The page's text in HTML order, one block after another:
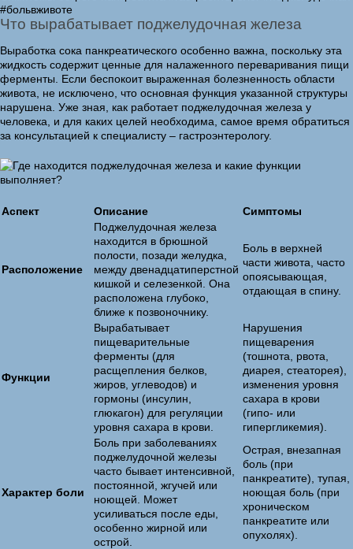
#больвживоте
Что вырабатывает поджелудочная железа
Выработка сока панкреатического особенно важна, поскольку эта
жидкость содержит ценные для налаженного переваривания пищи
ферменты. Если беспокоит выраженная болезненность области
живота, не исключено, что основная функция указанной структуры
нарушена. Уже зная, как работает поджелудочная железа у
человека, и для каких целей необходима, самое время обратиться
за консультацией к специалисту – гастроэнтерологу.
Аспект Описание Симптомы
Расположение
Поджелудочная железа
находится в брюшной
полости, позади желудка,
между двенадцатиперстной
кишкой и селезенкой. Она
расположена глубоко,
ближе к позвоночнику.
Боль в верхней
части живота, часто
опоясывающая,
отдающая в спину.
Функции
Вырабатывает
пищеварительные
ферменты (для
расщепления белков,
жиров, углеводов) и
гормоны (инсулин,
глюкагон) для регуляции
уровня сахара в крови.
Нарушения
пищеварения
(тошнота, рвота,
диарея, стеаторея),
изменения уровня
сахара в крови
(гипо- или
гипергликемия).
Характер боли
Боль при заболеваниях
поджелудочной железы
часто бывает интенсивной,
постоянной, жгучей или
ноющей. Может
усиливаться после еды,
особенно жирной или
острой.
Острая, внезапная
боль (при
панкреатите), тупая,
ноющая боль (при
хроническом
панкреатите или
опухолях).